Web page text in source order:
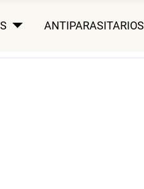
ANTIPARASITARIOS